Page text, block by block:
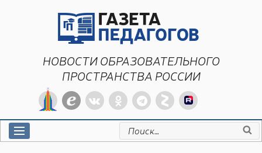
НОВОСТИ ОБРАЗОВАТЕЛЬНОГО
ПРОСТРАНСТВА РОССИИ
Искать: